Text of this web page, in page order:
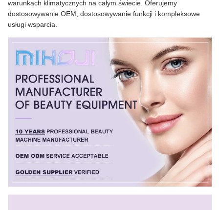
warunkach klimatycznych na całym świecie. Oferujemy
dostosowywanie OEM, dostosowywanie funkcji i kompleksowe
usługi wsparcia.